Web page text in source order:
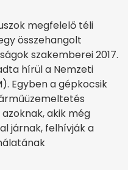
megfelelő téli
összehangolt
szakemberei 2017.
hírül a Nemzeti
Egyben a gépkocsik
akik még
járnak, felhívják a